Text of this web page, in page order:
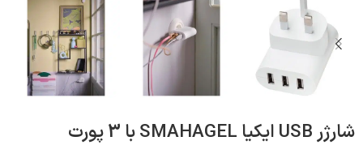
شارژر USB ایکیا SMAHAGEL با 3 پورت